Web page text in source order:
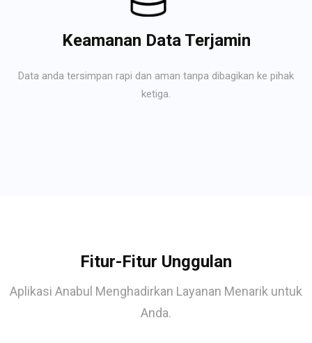
Keamanan Data Terjamin
Data anda tersimpan rapi dan aman tanpa dibagikan ke pihak
ketiga.
Fitur-Fitur Unggulan
Aplikasi Anabul Menghadirkan Layanan Menarik untuk
Anda.